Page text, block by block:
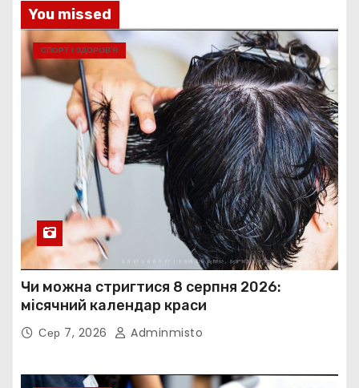
You missed
СПОРТ І ЗДОРОВ’Я
Чи можна стригтися 8 серпня 2026:
місячний календар краси
Сер 7, 2026 Adminmisto